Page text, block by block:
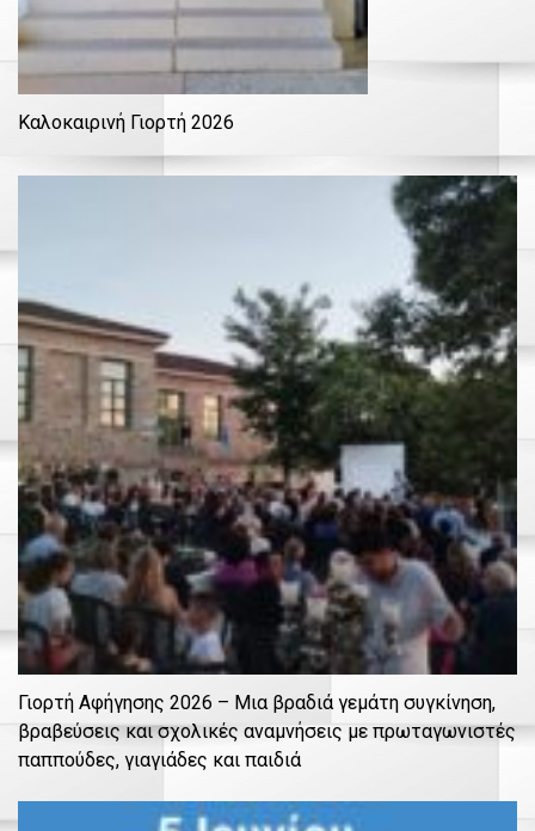
Καλοκαιρινή Γιορτή 2026
Γιορτή Αφήγησης 2026 – Μια βραδιά γεμάτη συγκίνηση,
βραβεύσεις και σχολικές αναμνήσεις με πρωταγωνιστές
παππούδες, γιαγιάδες και παιδιά